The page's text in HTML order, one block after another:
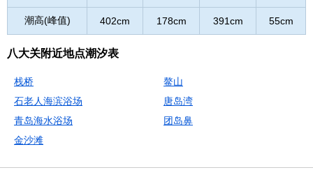
潮高(峰值) 402cm 178cm 391cm 55cm
八大关附近地点潮汐表
栈桥
鳌山
石老人海滨浴场
唐岛湾
青岛海水浴场
团岛鼻
金沙滩